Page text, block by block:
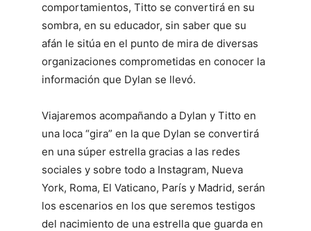
comportamientos, Titto se convertirá en su
sombra, en su educador, sin saber que su
afán le sitúa en el punto de mira de diversas
organizaciones comprometidas en conocer la
información que Dylan se llevó.
Viajaremos acompañando a Dylan y Titto en
una loca “gira” en la que Dylan se convertirá
en una súper estrella gracias a las redes
sociales y sobre todo a Instagram, Nueva
York, Roma, El Vaticano, París y Madrid, serán
los escenarios en los que seremos testigos
del nacimiento de una estrella que guarda en